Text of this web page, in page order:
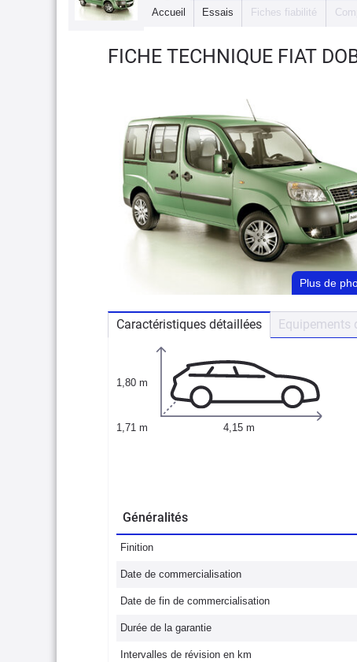
Accueil Essais Fiches fiabilité
FICHE TECHNIQUE FIAT
Plus de
Caractéristiques détaillées Equipements
1,80 m
1,71 m 4,15 m
Généralités
Finition
Date de commercialisation
Date de fin de commercialisation
Durée de la garantie
Intervalles de révision en km